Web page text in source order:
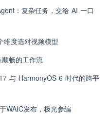
：复杂任务，交给 AI 一口
维度选对视频模型
畅的工作流
与 HarmonyOS 6 时代的跨平
WAIC发布，极光参编